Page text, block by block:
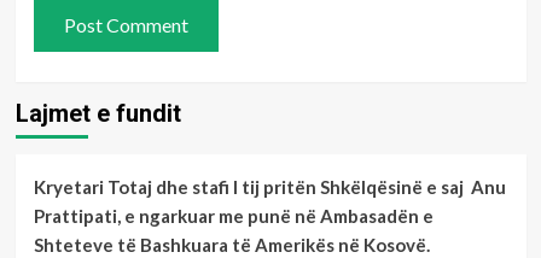
Lajmet e fundit
Kryetari Totaj dhe stafi I tij pritën Shkëlqësinë e saj Anu
Prattipati, e ngarkuar me punë në Ambasadën e
Shteteve të Bashkuara të Amerikës në Kosovë.